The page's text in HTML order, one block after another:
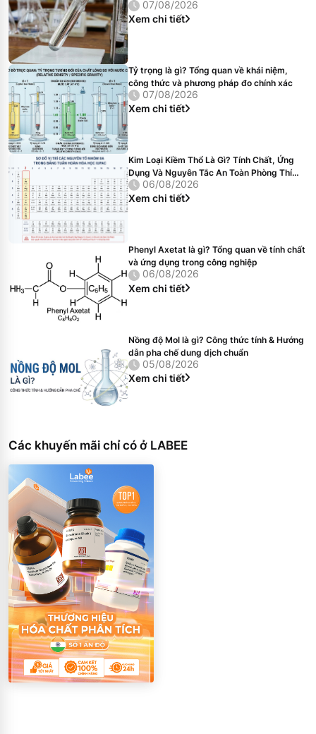
trọng07/08/2026
Xem chi tiết
Tỷ trọng là gì? Tổng quan về khái niệm,
công thức và phương pháp đo chính xác
07/08/2026
Xem chi tiết
Kim Loại Kiềm Thổ Là Gì? Tính Chất, Ứng
Dụng Và Nguyên Tắc An Toàn Phòng Thí
Nghiệm06/08/2026
Xem chi tiết
Phenyl Axetat là gì? Tổng quan về tính chất
và ứng dụng trong công nghiệp
06/08/2026
Xem chi tiết
Nồng độ Mol là gì? Công thức tính & Hướng
dẫn pha chế dung dịch chuẩn
05/08/2026
Xem chi tiết
Các khuyến mãi chỉ có ở LABEE